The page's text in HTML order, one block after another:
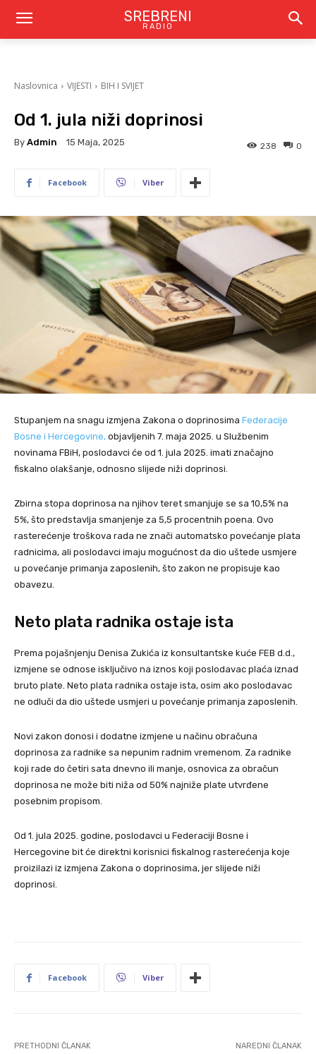
SREBRENI
RADIO
Naslovnica VIJESTI BIH I SVIJET
Od 1. jula niži doprinosi
By Admin 15 Maja, 2025 0
238
Facebook Viber
Stupanjem na snagu izmjena Zakona o doprinosima Federacije
Bosne i Hercegovine, objavljenih 7. maja 2025. u Službenim
novinama FBiH, poslodavci će od 1. jula 2025. imati značajno
fiskalno olakšanje, odnosno slijede niži doprinosi.
Zbirna stopa doprinosa na njihov teret smanjuje se sa 10,5% na
5%, što predstavlja smanjenje za 5,5 procentnih poena. Ovo
rasterećenje troškova rada ne znači automatsko povećanje plata
radnicima, ali poslodavci imaju mogućnost da dio uštede usmjere
u povećanje primanja zaposlenih, što zakon ne propisuje kao
obavezu.
Neto plata radnika ostaje ista
Prema pojašnjenju Denisa Zukića iz konsultantske kuće FEB d.d.,
izmjene se odnose isključivo na iznos koji poslodavac plaća iznad
bruto plate. Neto plata radnika ostaje ista, osim ako poslodavac
ne odluči da dio uštede usmjeri u povećanje primanja zaposlenih.
Novi zakon donosi i dodatne izmjene u načinu obračuna
doprinosa za radnike sa nepunim radnim vremenom. Za radnike
koji rade do četiri sata dnevno ili manje, osnovica za obračun
doprinosa ne može biti niža od 50% najniže plate utvrđene
posebnim propisom.
Od 1. jula 2025. godine, poslodavci u Federaciji Bosne i
Hercegovine bit će direktni korisnici fiskalnog rasterećenja koje
proizilazi iz izmjena Zakona o doprinosima, jer slijede niži
doprinosi.
Facebook Viber
PRETHODNI ČLANAK NAREDNI ČLANAK